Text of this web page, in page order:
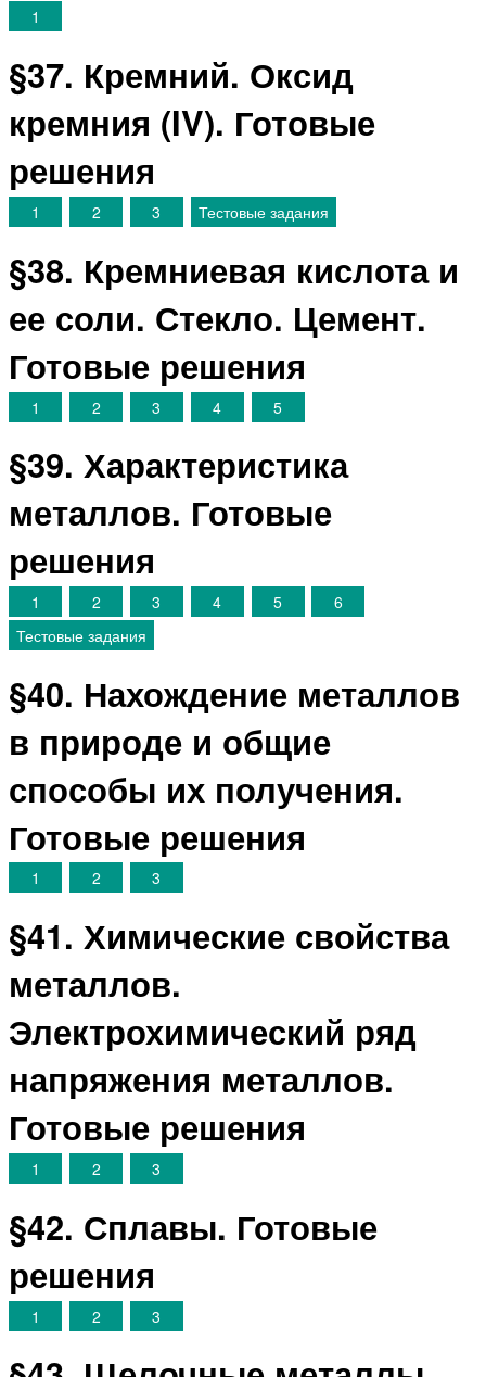
1
§37. Кремний. Оксид
кремния (IV). Готовые
решения
1 2 3 Тестовые задания
§38. Кремниевая кислота и
ее соли. Стекло. Цемент.
Готовые решения
1 2 3 4 5
§39. Характеристика
металлов. Готовые
решения
1 2 3 4 5
6
Тестовые задания
§40. Нахождение металлов
в природе и общие
способы их получения.
Готовые решения
1 2 3
§41. Химические свойства
металлов.
Электрохимический ряд
напряжения металлов.
Готовые решения
1 2 3
§42. Сплавы. Готовые
решения
1 2 3